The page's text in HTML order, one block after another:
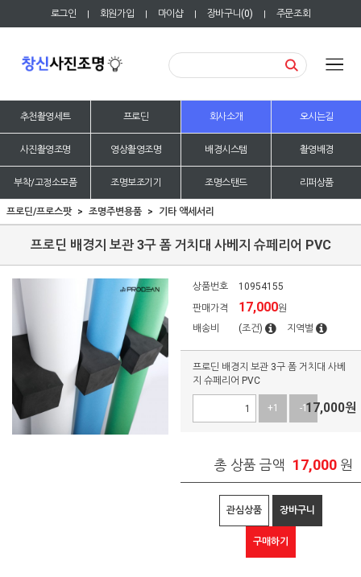
로그인 | 회원가입 | 마이샵 | 장바구니(0) | 주문조회
추천촬영세트 프로딘 회사소개 오시는길
사진촬영조명 영상촬영조명 배경시스템 촬영배경
부착/고정소모품 조명보조기기 조명스탠드 리퍼상품
프로딘/프로스팟 조명주변용품 기타 액세서리
프로딘 배경지 보관 3구 폼 거치대 사베지 슈페리어 PVC
상품번호
10954155
판매가격
17,000원
배송비
(조건) 지역별
프로딘 배경지 보관 3구 폼 거치대 사베
지 슈페리어 PVC
+1 -117,000원
총 상품 금액 17,000 원
관심상품 장바구니
구매하기